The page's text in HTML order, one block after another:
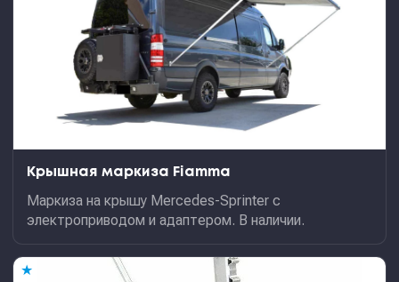
Крышная маркиза Fiamma
Маркиза на крышу Mercedes-Sprinter с
электроприводом и адаптером. В наличии.
★